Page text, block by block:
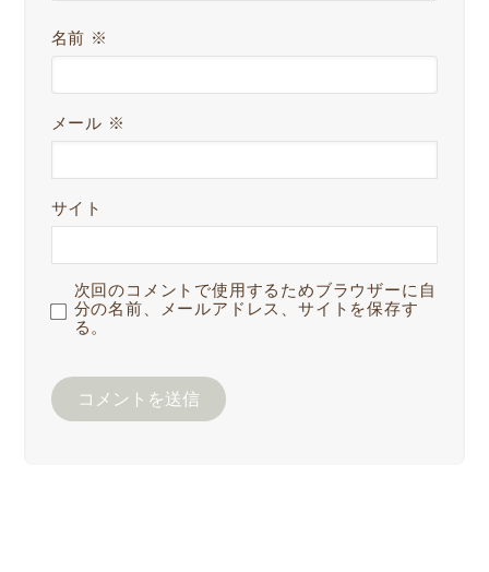
名前 ※
メール ※
サイト
次回のコメントで使用するためブラウザーに自
分の名前、メールアドレス、サイトを保存す
る。